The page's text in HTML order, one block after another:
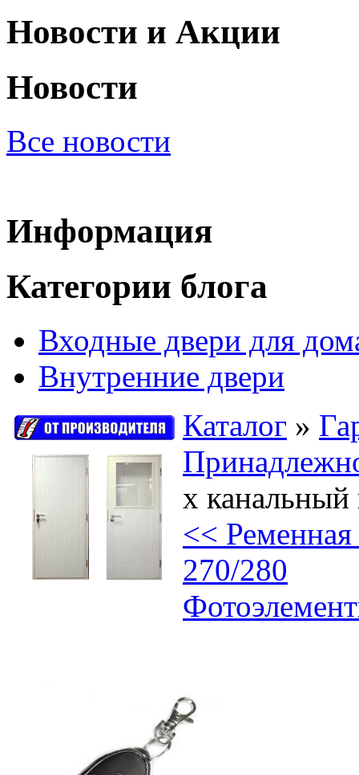
Новости и Акции
Новости
Все новости
Информация
Категории блога
Входные двери для
Внутренние двери
Каталог »
х
<<
270/280